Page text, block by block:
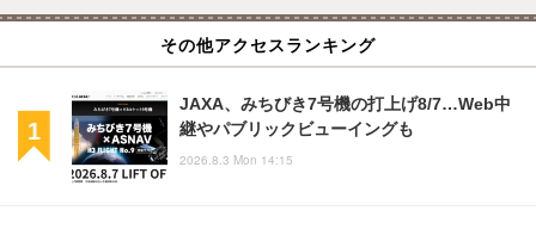
その他アクセスランキング
JAXA、みちびき7号機の打上げ8/7…Web中
継やパブリックビューイングも
2026.8.3 Mon 14:15